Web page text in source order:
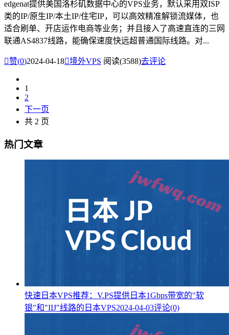
edgenat提供美国洛杉矶数据中心的VPS业务，默认采用双ISP
类的IP/原生IP/本土IP/住宅IP，可以高效精准解锁流媒体，也
适合刷单、开店运作电商等业务；并且接入了高速直连的三网
联通AS4837线路，能确保速度快远超普通国际线路。对...
赞(0)2024-04-18境外VPS 阅读(3588)去评论
1
2
下一页
共 2 页
热门文章
快速日本VPS推荐：V.PS提供日本1Gbps带宽的"软
银"和"IIJ"线路的日本VPS2024-04-03评论(0)